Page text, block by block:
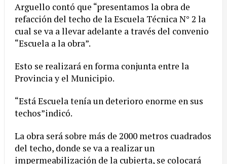
Arguello contó que “presentamos la obra de
refacción del techo de la Escuela Técnica N° 2 la
cual se va a llevar adelante a través del convenio
“Escuela a la obra”.
Esto se realizará en forma conjunta entre la
Provincia y el Municipio.
“Está Escuela tenía un deterioro enorme en sus
techos”indicó.
La obra será sobre más de 2000 metros cuadrados
del techo, donde se va a realizar un
impermeabilización de la cubierta, se colocará